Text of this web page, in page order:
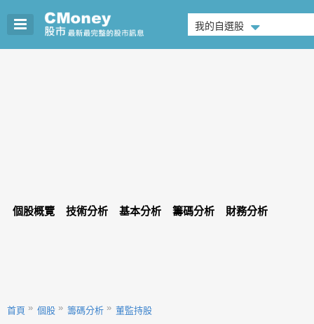
我的自選股
個股概覽 技術分析 基本分析 籌碼分析 財務分析
首頁 個股 籌碼分析 董監持股